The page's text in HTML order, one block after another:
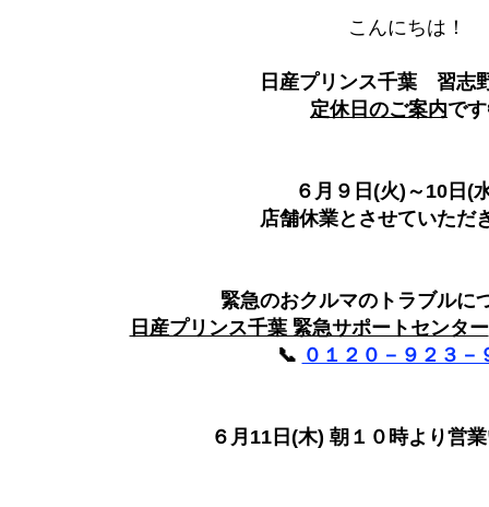
こんにちは！
日産プリンス千葉 習志
定休日のご案内で
６月９日(火)～10日(
店舗休業とさせていただ
緊急のおクルマのトラブルに
日産プリンス千葉 緊急サポートセンター
📞 ０１２０－９２３－
６月11日(木) 朝１０時より営